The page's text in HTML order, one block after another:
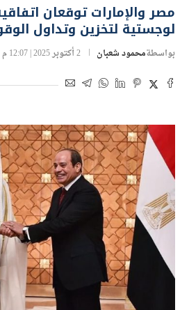
مصر والإمارات توقعان
لوجستية لتخزين وتداول
بواسطةمحمود شعبان 2 أكتوبر 2025 | 12:07 م